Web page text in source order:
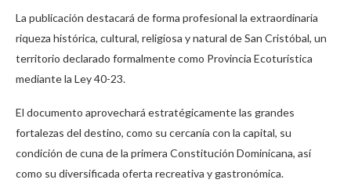
La publicación destacará de forma profesional la extraordinaria
riqueza histórica, cultural, religiosa y natural de San Cristóbal, un
territorio declarado formalmente como Provincia Ecoturística
mediante la Ley 40-23.
El documento aprovechará estratégicamente las grandes
fortalezas del destino, como su cercanía con la capital, su
condición de cuna de la primera Constitución Dominicana, así
como su diversificada oferta recreativa y gastronómica.